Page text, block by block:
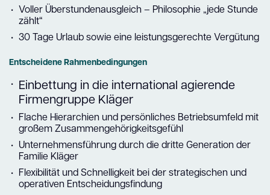
Voller Überstundenausgleich – Philosophie „jede Stunde
zählt“
30 Tage Urlaub sowie eine leistungsgerechte Vergütung
Entscheidene Rahmenbedingungen
Einbettung in die international agierende
Firmengruppe Kläger
Flache Hierarchien und persönliches Betriebsumfeld mit
großem Zusammengehörigkeitsgefühl
Unternehmensführung durch die dritte Generation der
Familie Kläger
Flexibilität und Schnelligkeit bei der strategischen und
operativen Entscheidungsfindung